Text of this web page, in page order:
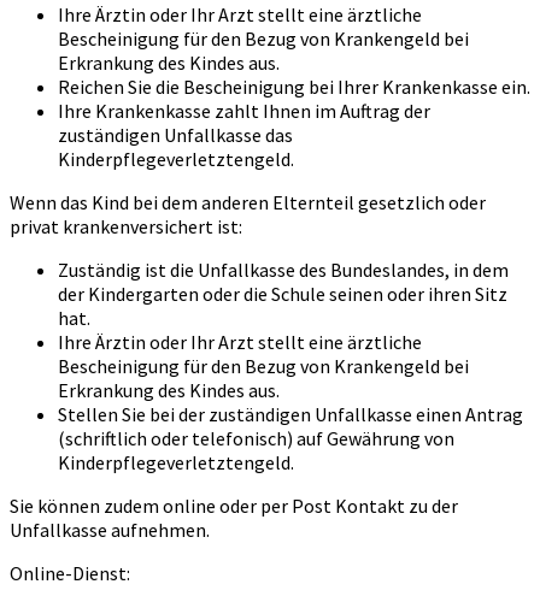
Ihre Ärztin oder Ihr Arzt stellt eine ärztliche
Bescheinigung für den Bezug von Krankengeld bei
Erkrankung des Kindes aus.
Reichen Sie die Bescheinigung bei Ihrer Krankenkasse ein.
Ihre Krankenkasse zahlt Ihnen im Auftrag der
zuständigen Unfallkasse das
Kinderpflegeverletztengeld.
Wenn das Kind bei dem anderen Elternteil gesetzlich oder
privat krankenversichert ist:
Zuständig ist die Unfallkasse des Bundeslandes, in dem
der Kindergarten oder die Schule seinen oder ihren Sitz
hat.
Ihre Ärztin oder Ihr Arzt stellt eine ärztliche
Bescheinigung für den Bezug von Krankengeld bei
Erkrankung des Kindes aus.
Stellen Sie bei der zuständigen Unfallkasse einen Antrag
(schriftlich oder telefonisch) auf Gewährung von
Kinderpflegeverletztengeld.
Sie können zudem online oder per Post Kontakt zu der
Unfallkasse aufnehmen.
Online-Dienst: